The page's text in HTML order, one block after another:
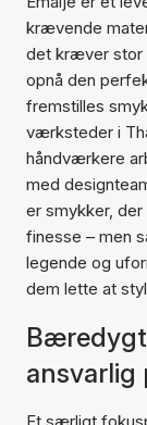
krævende
det kræver stor
opnå den
fremstilles
værksteder i
håndværkere
med
er smykker,
finesse – men
legende og
dem lette at
ansvarlig